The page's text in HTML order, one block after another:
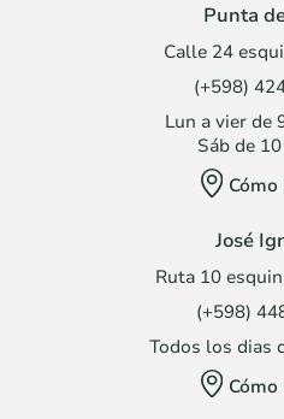
Punta
Calle 24
(+598)
Lun a vier de
Sáb de
José
Ruta 10
(+598)
Todos los dias